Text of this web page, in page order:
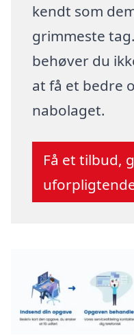
kendt som
grimmeste
behøver du
at få et bedre
nabolaget.
Få et tilbud,